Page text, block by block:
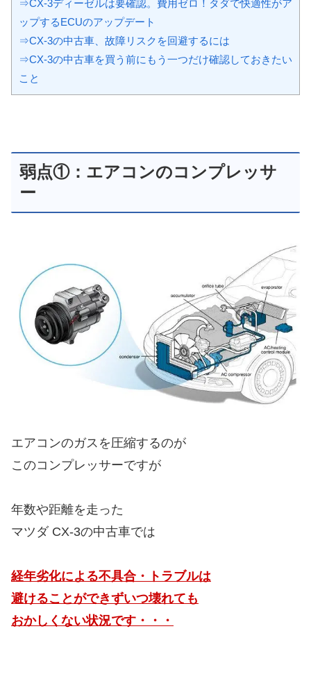
⇒CX-3ディーゼルは要確認。費用ゼロ！タダで快適性がア
ップするECUのアップデート
⇒CX-3の中古車、故障リスクを回避するには
⇒CX-3の中古車を買う前にもう一つだけ確認しておきたい
こと
弱点①：エアコンのコンプレッサ
ー
エアコンのガスを圧縮するのが
このコンプレッサーですが
年数や距離を走った
マツダ CX-3の中古車では
経年劣化による不具合・トラブルは
避けることができずいつ壊れても
おかしくない状況です・・・